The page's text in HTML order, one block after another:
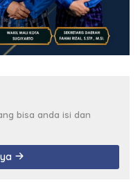
bisa anda isi dan